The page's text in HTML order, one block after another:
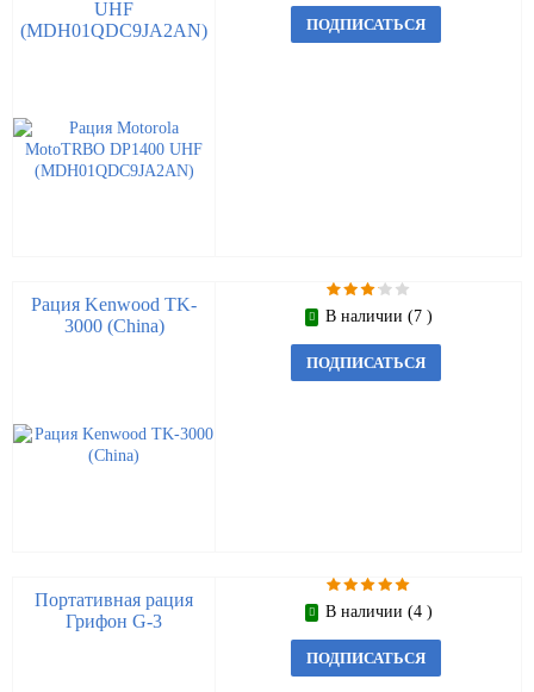
UHF
(MDH01QDC9JA2AN)
ПОДПИСАТЬСЯ
Рация Kenwood TK-
3000 (China)
В наличии (7 )
ПОДПИСАТЬСЯ
Портативная рация
Грифон G-3
В наличии (4 )
ПОДПИСАТЬСЯ